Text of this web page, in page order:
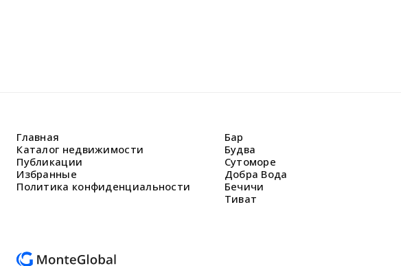
Главная
Каталог недвижимости
Публикации
Избранные
Политика конфиденциальности
Бар
Будва
Сутоморе
Добра Вода
Бечичи
Тиват